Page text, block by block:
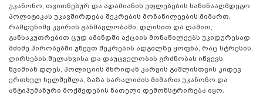
უკანონო, თვითნებურ და ადამიანის უფლებების საწინააღმდეგო
პოლიტიკას უკავშირდება შეკრების მონაწილეების მიმართ.
რამდენიმე კვირის განმავლობაში, დღისით და ღამით,
განსაკუთრებით ცუდ ამინდში აქციის მონაწილეებს უკიდურესად
მძიმე პირობებში უწევთ შეკრების ადგილზე ყოფნა, რაც სტრესის,
ღირსების შელახვისა და დაუცველობის გრძნობას იწვევს.
წვიმიან დღეს, პოლიციის მხრიდან კარვის გაშლისთვის კიდევ
ერთხელ ხელშეშლა, ზაზა სარალიძის მიმართ უკანონო და
ანტიჰუმანური მოქმედების ნათელი დემონსტრირება იყო.